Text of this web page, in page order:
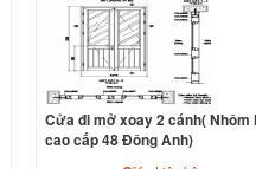
Cửa đi mở xoay 2 cánh( Nhôm
cao cấp 48 Đông Anh)